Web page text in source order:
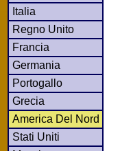
Italia
Regno Unito
Francia
Germania
Portogallo
Grecia
America Del Nord
Stati Uniti